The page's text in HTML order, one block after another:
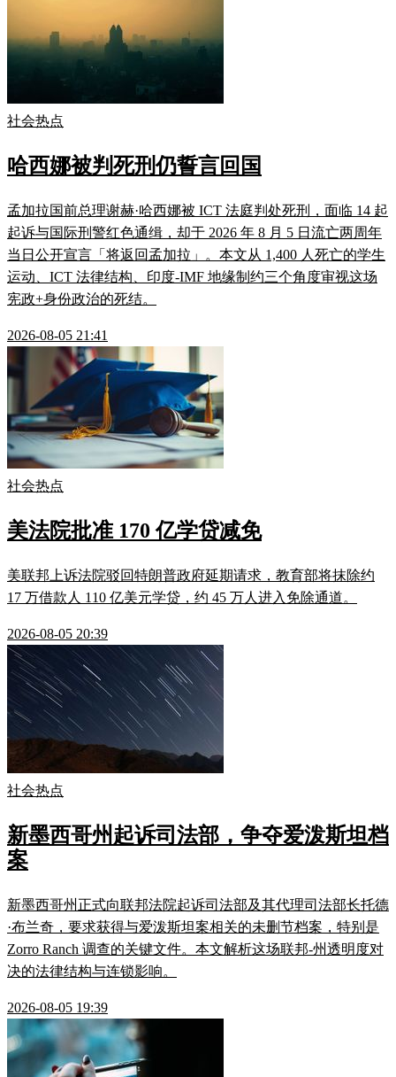
社会热点
哈西娜被判死刑仍誓言回国
孟加拉国前总理谢赫·哈西娜被 ICT 法庭判处死刑，面临 14 起
起诉与国际刑警红色通缉，却于 2026 年 8 月 5 日流亡两周年
当日公开宣言「将返回孟加拉」。本文从 1,400 人死亡的学生
运动、ICT 法律结构、印度-IMF 地缘制约三个角度审视这场
宪政+身份政治的死结。
2026-08-05 21:41
社会热点
美法院批准 170 亿学贷减免
美联邦上诉法院驳回特朗普政府延期请求，教育部将抹除约
17 万借款人 110 亿美元学贷，约 45 万人进入免除通道。
2026-08-05 20:39
社会热点
新墨西哥州起诉司法部，争夺爱泼斯坦档
案
新墨西哥州正式向联邦法院起诉司法部及其代理司法部长托德
·布兰奇，要求获得与爱泼斯坦案相关的未删节档案，特别是
Zorro Ranch 调查的关键文件。本文解析这场联邦-州透明度对
决的法律结构与连锁影响。
2026-08-05 19:39